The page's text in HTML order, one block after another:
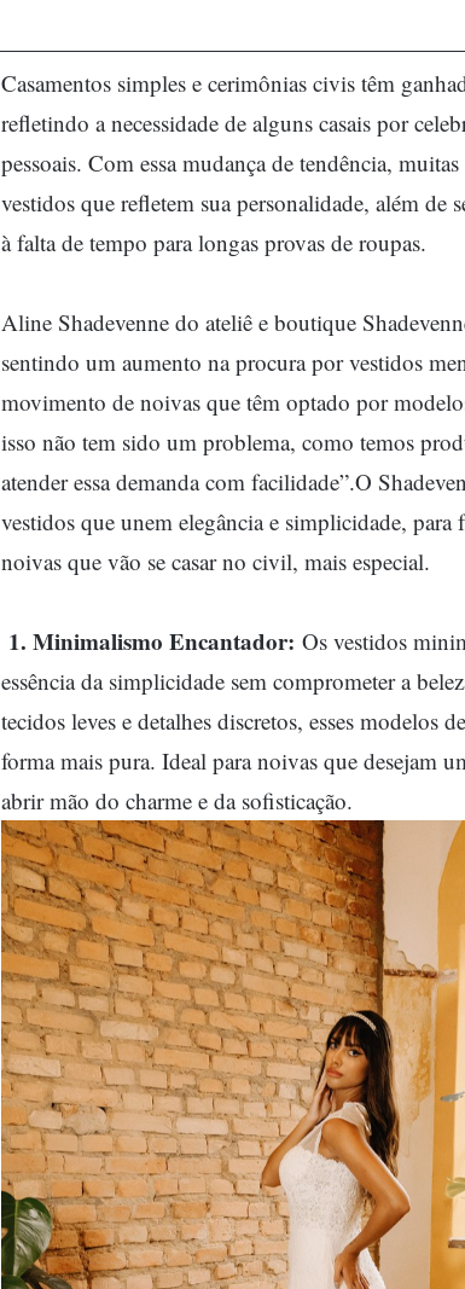
Casamentos simples e cerimônias civis têm
refletindo a necessidade de alguns casais por
pessoais. Com essa mudança de tendência,
vestidos que refletem sua personalidade, além de
à falta de tempo para longas provas de roupas.
Aline Shadevenne do ateliê e boutique
sentindo um aumento na procura por vestidos
movimento de noivas que têm optado por
isso não tem sido um problema, como temos
atender essa demanda com facilidade”.O
vestidos que unem elegância e simplicidade, para
noivas que vão se casar no civil, mais especial.
1. Minimalismo Encantador: Os vestidos
essência da simplicidade sem comprometer a
tecidos leves e detalhes discretos, esses modelos
forma mais pura. Ideal para noivas que desejam
abrir mão do charme e da sofisticação.